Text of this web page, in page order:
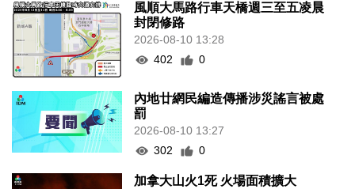
風順大馬路行車天橋週三至五凌晨
封閉修路
2026-08-10 13:28
402
0
內地廿網民編造傳播涉災謠言被處
罰
2026-08-10 13:27
302
0
加拿大山火1死 火場面積擴大